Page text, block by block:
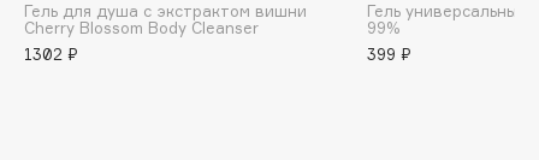
Basicare
Batiste
Гель для душа с экстрактом вишни
Cherry Blossom Body Cleanser
1302 ₽
Гель
99%
399 ₽